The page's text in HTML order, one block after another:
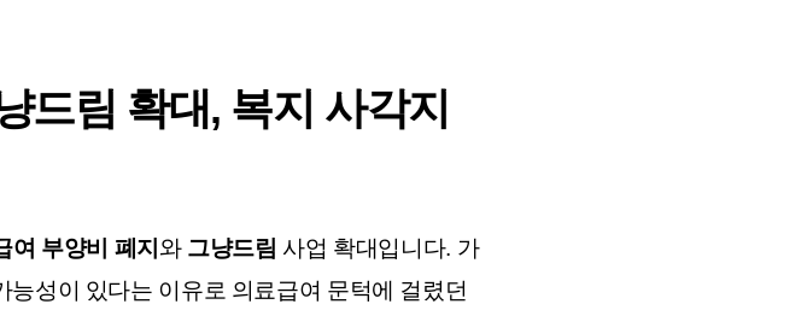
드림 확대, 복지 사각지
여 부양비 폐지 와 그냥드림 사업 확대입니다. 가
성이 있다는 이유로 의료급여 문턱에 걸렸던